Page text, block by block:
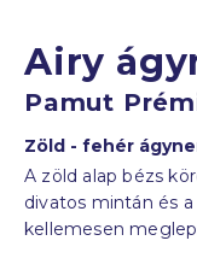
Airy
Pamut
Zöld - fehér
A zöld alap bézs
divatos mintán és
kellemesen